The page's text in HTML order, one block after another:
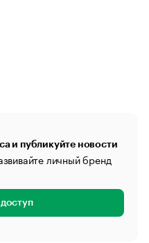
и публикуйте новости
личный бренд
доступ